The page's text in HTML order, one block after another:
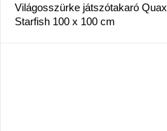
Világosszürke játszótakaró Quax
Starfish 100 x 100 cm